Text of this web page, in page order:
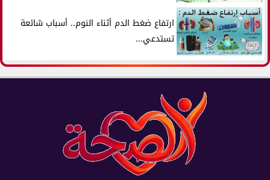
ارتفاع ضغط الدم أثناء النوم.. أسباب شائعة
تستدعي...